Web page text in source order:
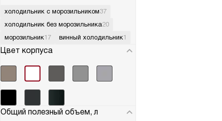
холодильник с морозильником37
холодильник без морозильника20
морозильник17 винный холодильник1
Цвет корпуса
Общий полезный объем, л